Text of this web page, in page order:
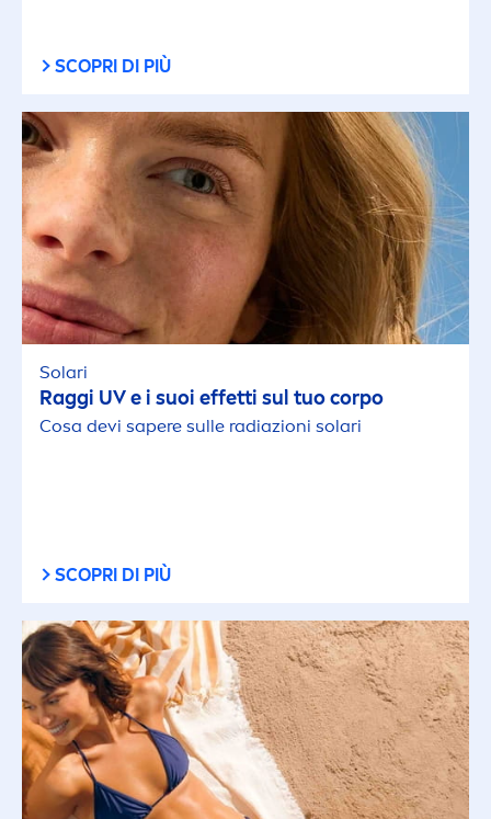
SCOPRI DI PIÙ
Solari
Raggi UV e i suoi effetti sul tuo corpo
Cosa devi sapere sulle radiazioni solari
SCOPRI DI PIÙ